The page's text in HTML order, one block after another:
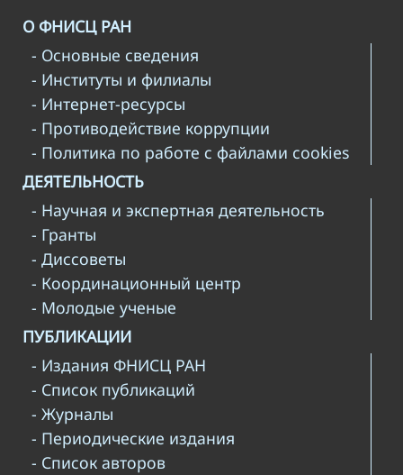
О ФНИСЦ РАН
- Основные сведения
- Институты и филиалы
- Интернет-ресурсы
- Противодействие коррупции
- Политика по работе с файлами cookies
ДЕЯТЕЛЬНОСТЬ
- Научная и экспертная деятельность
- Гранты
- Диссоветы
- Координационный центр
- Молодые ученые
ПУБЛИКАЦИИ
- Издания ФНИСЦ РАН
- Список публикаций
- Журналы
- Периодические издания
- Список авторов